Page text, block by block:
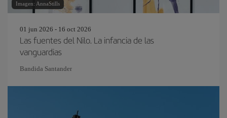
Imagen: AnnaStills
01 jun 2026 - 16 oct 2026
Las fuentes del Nilo. La infancia de las
vanguardias
Bandida Santander